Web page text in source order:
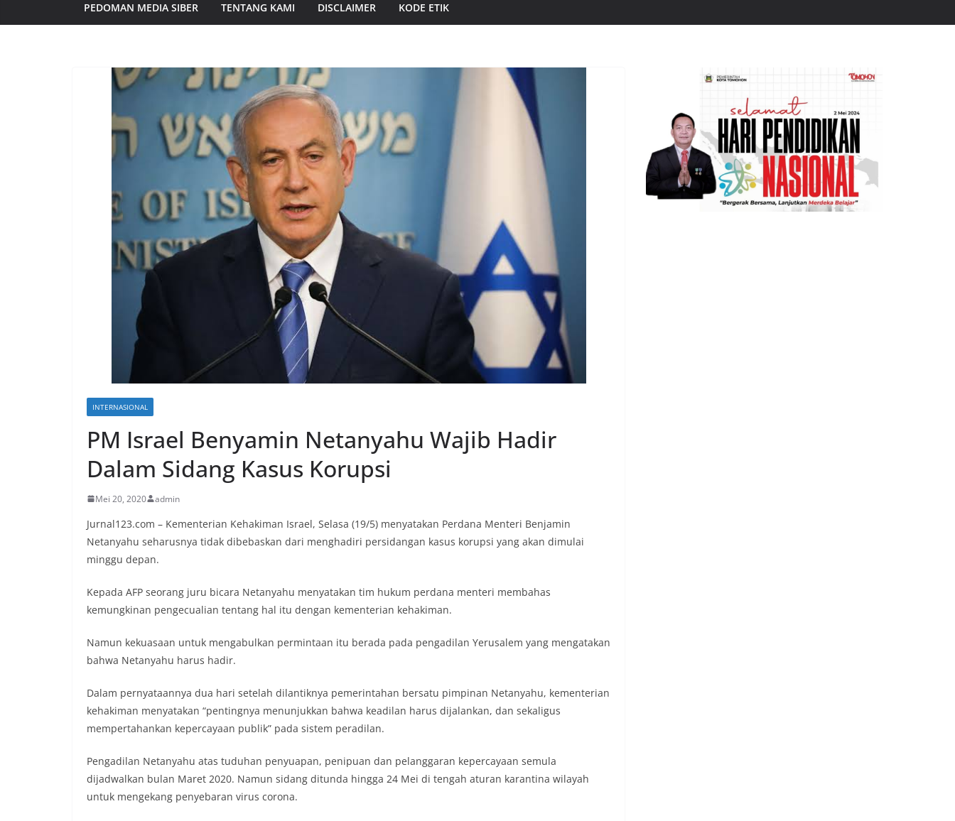
PEDOMAN MEDIA SIBER TENTANG KAMI DISCLAIMER KODE ETIK
INTERNASIONAL
PM Israel Benyamin Netanyahu Wajib Hadir
Dalam Sidang Kasus Korupsi
Mei 20, 2020 admin
Jurnal123.com – Kementerian Kehakiman Israel, Selasa (19/5) menyatakan Perdana Menteri Benjamin
Netanyahu seharusnya tidak dibebaskan dari menghadiri persidangan kasus korupsi yang akan dimulai
minggu depan.
Kepada AFP seorang juru bicara Netanyahu menyatakan tim hukum perdana menteri membahas
kemungkinan pengecualian tentang hal itu dengan kementerian kehakiman.
Namun kekuasaan untuk mengabulkan permintaan itu berada pada pengadilan Yerusalem yang mengatakan
bahwa Netanyahu harus hadir.
Dalam pernyataannya dua hari setelah dilantiknya pemerintahan bersatu pimpinan Netanyahu, kementerian
kehakiman menyatakan “pentingnya menunjukkan bahwa keadilan harus dijalankan, dan sekaligus
mempertahankan kepercayaan publik” pada sistem peradilan.
Pengadilan Netanyahu atas tuduhan penyuapan, penipuan dan pelanggaran kepercayaan semula
dijadwalkan bulan Maret 2020. Namun sidang ditunda hingga 24 Mei di tengah aturan karantina wilayah
untuk mengekang penyebaran virus corona.